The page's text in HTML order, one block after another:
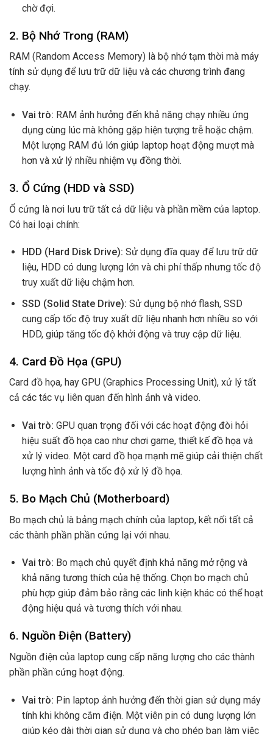
chờ đợi.
2. Bộ Nhớ Trong (RAM)
RAM (Random Access Memory) là bộ nhớ tạm thời mà máy
tính sử dụng để lưu trữ dữ liệu và các chương trình đang
chạy.
Vai trò: RAM ảnh hưởng đến khả năng chạy nhiều ứng
dụng cùng lúc mà không gặp hiện tượng trễ hoặc chậm.
Một lượng RAM đủ lớn giúp laptop hoạt động mượt mà
hơn và xử lý nhiều nhiệm vụ đồng thời.
3. Ổ Cứng (HDD và SSD)
Ổ cứng là nơi lưu trữ tất cả dữ liệu và phần mềm của laptop.
Có hai loại chính:
HDD (Hard Disk Drive): Sử dụng đĩa quay để lưu trữ dữ
liệu, HDD có dung lượng lớn và chi phí thấp nhưng tốc độ
truy xuất dữ liệu chậm hơn.
SSD (Solid State Drive): Sử dụng bộ nhớ flash, SSD
cung cấp tốc độ truy xuất dữ liệu nhanh hơn nhiều so với
HDD, giúp tăng tốc độ khởi động và truy cập dữ liệu.
4. Card Đồ Họa (GPU)
Card đồ họa, hay GPU (Graphics Processing Unit), xử lý tất
cả các tác vụ liên quan đến hình ảnh và video.
Vai trò: GPU quan trọng đối với các hoạt động đòi hỏi
hiệu suất đồ họa cao như chơi game, thiết kế đồ họa và
xử lý video. Một card đồ họa mạnh mẽ giúp cải thiện chất
lượng hình ảnh và tốc độ xử lý đồ họa.
5. Bo Mạch Chủ (Motherboard)
Bo mạch chủ là bảng mạch chính của laptop, kết nối tất cả
các thành phần phần cứng lại với nhau.
Vai trò: Bo mạch chủ quyết định khả năng mở rộng và
khả năng tương thích của hệ thống. Chọn bo mạch chủ
phù hợp giúp đảm bảo rằng các linh kiện khác có thể hoạt
động hiệu quả và tương thích với nhau.
6. Nguồn Điện (Battery)
Nguồn điện của laptop cung cấp năng lượng cho các thành
phần phần cứng hoạt động.
Vai trò: Pin laptop ảnh hưởng đến thời gian sử dụng máy
tính khi không cắm điện. Một viên pin có dung lượng lớn
giúp kéo dài thời gian sử dụng và cho phép bạn làm việc